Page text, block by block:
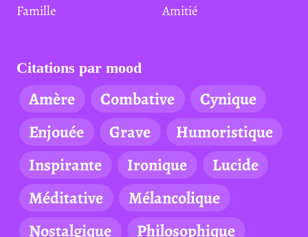
Famille
Amitié
Citations par mood
Amère Combative
Cynique
Enjouée
Grave
Humoristique
Inspirante
Ironique
Lucide
Méditative
Mélancolique
Nostalgique
Philosophique